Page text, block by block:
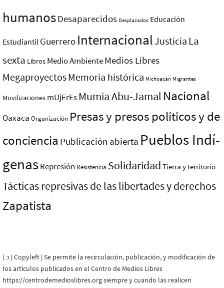
humanosDesaparecidos Desplazados Educación
Estudiantil Guerrero InternacionalJusticia La
sexta Libros Medio AmbienteMedios Libres
MegaproyectosMemoria histórica Michoacán Migrantes
Movilizaciones mUjErEs Mumia Abu-Jamal Nacional
Oaxaca Organización Presas y presos polí­ticos y de
conciencia Publicación abierta Pueblos Indí­
genasRepresión Resistencia Solidaridad Tierra y territorio
Tácticas represivas de las libertades y derechos
Zapatista
( ɔ ) Copyleft | Se permite la recirculación, publicación, y modificación de
los artículos publicados en el Centro de Medios Libres
https://centrodemedioslibres.org siempre y cuando las realicen